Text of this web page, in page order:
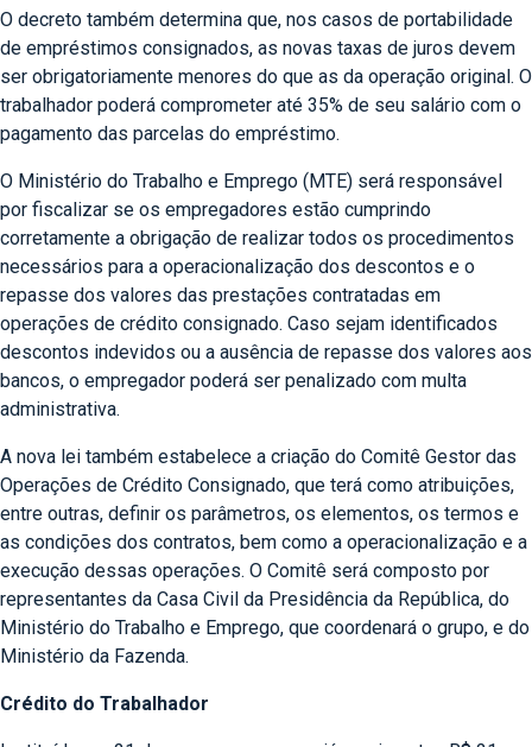
O decreto também determina que, nos casos de portabilidade
de empréstimos consignados, as novas taxas de juros devem
ser obrigatoriamente menores do que as da operação original. O
trabalhador poderá comprometer até 35% de seu salário com o
pagamento das parcelas do empréstimo.
O Ministério do Trabalho e Emprego (MTE) será responsável
por fiscalizar se os empregadores estão cumprindo
corretamente a obrigação de realizar todos os procedimentos
necessários para a operacionalização dos descontos e o
repasse dos valores das prestações contratadas em
operações de crédito consignado. Caso sejam identificados
descontos indevidos ou a ausência de repasse dos valores aos
bancos, o empregador poderá ser penalizado com multa
administrativa.
A nova lei também estabelece a criação do Comitê Gestor das
Operações de Crédito Consignado, que terá como atribuições,
entre outras, definir os parâmetros, os elementos, os termos e
as condições dos contratos, bem como a operacionalização e a
execução dessas operações. O Comitê será composto por
representantes da Casa Civil da Presidência da República, do
Ministério do Trabalho e Emprego, que coordenará o grupo, e do
Ministério da Fazenda.
Crédito do Trabalhador